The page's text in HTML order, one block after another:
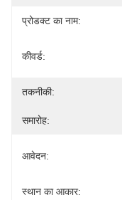
प्रोडक्ट का नाम:
कीवर्ड:
तकनीकी:
समारोह:
आवेदन:
स्थान का आकार: